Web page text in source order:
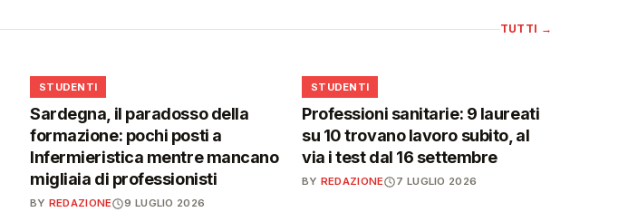
TUTTI →
🎓
STUDENTI
Sardegna, il paradosso della
formazione: pochi posti a
Infermieristica mentre mancano
migliaia di professionisti
BY REDAZIONE 9 LUGLIO 2026
🎓
STUDENTI
Professioni sanitarie: 9 laureati
su 10 trovano lavoro subito, al
via i test dal 16 settembre
BY REDAZIONE 7 LUGLIO 2026